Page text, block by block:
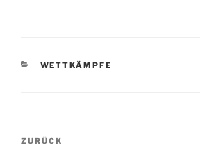
KATEGORIEN
WETTKÄMPFE
Beitragsnavigation
Vorheriger
ZURÜCK